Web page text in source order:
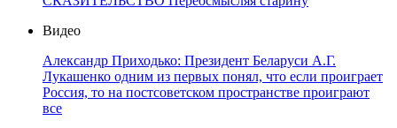
Видео
Александр Приходько: Президент Беларуси А.Г.
Лукашенко одним из первых понял, что если проиграет
Россия, то на постсоветском пространстве проиграют
все